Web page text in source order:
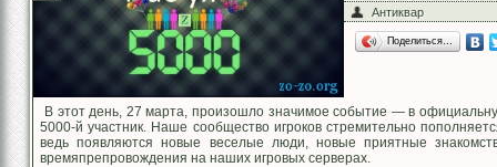
Антиквар
Поделиться…
В этот день, 27 марта, произошло значимое событие — в
5000-й участник. Наше сообщество игроков стремительно
ведь появляются новые веселые люди, новые приятные
времяпрепровождения на наших игровых серверах.